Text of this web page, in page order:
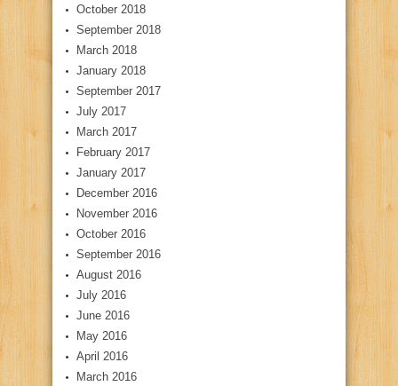
October 2018
September 2018
March 2018
January 2018
September 2017
July 2017
March 2017
February 2017
January 2017
December 2016
November 2016
October 2016
September 2016
August 2016
July 2016
June 2016
May 2016
April 2016
March 2016